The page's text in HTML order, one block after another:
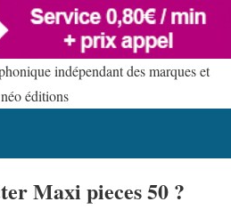
indépendant des marques et
éditions
Maxi pieces 50 ?